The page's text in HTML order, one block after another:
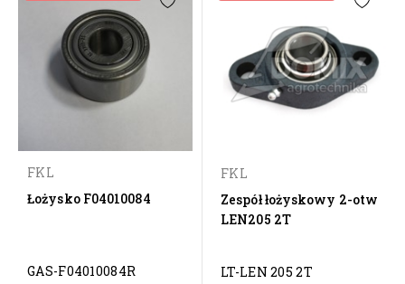
FKL
Łożysko F04010084
GAS-F04010084R
FKL
Zespół łożyskowy 2-otw
LEN205 2T
LT-LEN 205 2T